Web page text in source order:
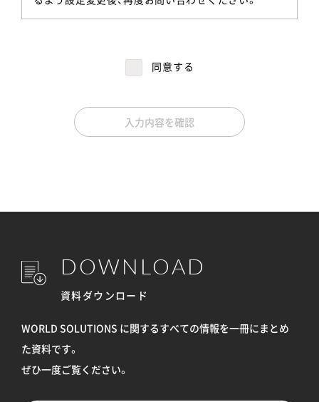
同意する
入力内容を確認
DOWNLOAD
資料ダウンロード
WORLD SOLUTIONS に関するすべての情報を一冊にまとめ
た資料です。
ぜひ一度ご覧ください。